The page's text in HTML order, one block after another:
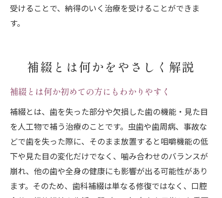
受けることで、納得のいく治療を受けることができま
す。
補綴とは何かをやさしく解説
補綴とは何か初めての方にもわかりやすく
補綴とは、歯を失った部分や欠損した歯の機能・見た目
を人工物で補う治療のことです。虫歯や歯周病、事故な
どで歯を失った際に、そのまま放置すると咀嚼機能の低
下や見た目の変化だけでなく、噛み合わせのバランスが
崩れ、他の歯や全身の健康にも影響が出る可能性があり
ます。そのため、歯科補綴は単なる修復ではなく、口腔